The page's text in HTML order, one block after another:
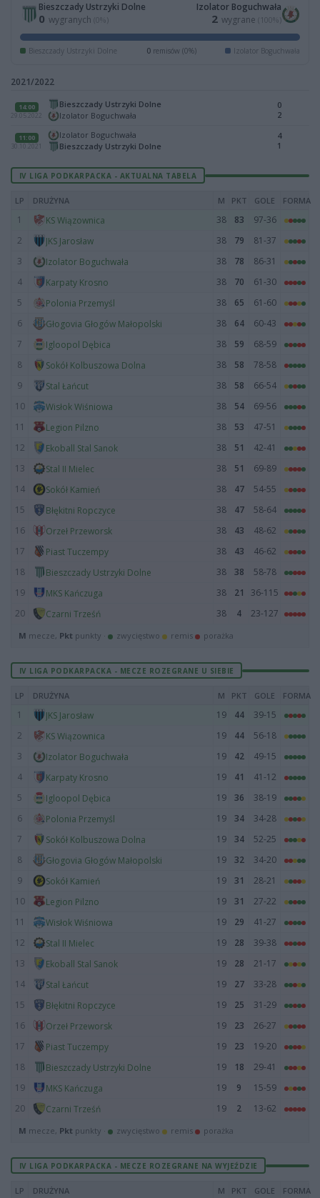
Bieszczady Ustrzyki Dolne
0 wygranych (0%)
Izolator Boguchwała
2 wygrane (100%)
Bieszczady Ustrzyki Dolne 0remisów (0%) Izolator Boguchwała
2021/2022
14:00
29.05.2022
Bieszczady Ustrzyki Dolne
Izolator Boguchwała
0
2
11:00
30.10.2021
Izolator Boguchwała
Bieszczady Ustrzyki Dolne
4
1
IV LIGA PODKARPACKA - AKTUALNA TABELA
LP DRUŻYNA M PKT GOLE FORMA
1 KS Wiązownica 38 83
97-36
2
JKS Jarosław 38 79
81-37
3
Izolator Boguchwała 38 78
86-31
4
Karpaty Krosno 38 70
61-30
5
Polonia Przemyśl 38 65
61-60
6
Głogovia Głogów Małopolski 38 64
60-43
7
Igloopol Dębica 38 59
68-59
8
Sokół Kolbuszowa Dolna 38 58
78-58
9
Stal Łańcut 38 58
66-54
10
Wisłok Wiśniowa 38 54
69-56
11
Legion Pilzno 38 53
47-51
12
Ekoball Stal Sanok 38 51
42-41
13
Stal II Mielec 38 51
69-89
14
Sokół Kamień 38 47
54-55
15
Błękitni Ropczyce 38 47
58-64
16
Orzeł Przeworsk 38 43
48-62
17
Piast Tuczempy 38 43
46-62
18
Bieszczady Ustrzyki Dolne 38 38
58-78
19
MKS Kańczuga 38 21
36-115
20
Czarni Trześń 38 4 23-127
M mecze, Pkt punkty · zwycięstwo remis porażka
IV LIGA PODKARPACKA - MECZE ROZEGRANE U SIEBIE
LP DRUŻYNA M PKT GOLE FORMA
1 JKS Jarosław 19 44
39-15
2
KS Wiązownica 19 44
56-18
3
Izolator Boguchwała 19 42
49-15
4
Karpaty Krosno 19 41
41-12
5
Igloopol Dębica 19 36
38-19
6
Polonia Przemyśl 19 34
34-28
7
Sokół Kolbuszowa Dolna 19 34
52-25
8
Głogovia Głogów Małopolski 19 32
34-20
9
Sokół Kamień 19 31
28-21
10
Legion Pilzno 19 31
27-22
11
Wisłok Wiśniowa 19 29
41-27
12
Stal II Mielec 19 28
39-38
13
Ekoball Stal Sanok 19 28
21-17
14
Stal Łańcut 19 27
33-28
15
Błękitni Ropczyce 19 25
31-29
16
Orzeł Przeworsk 19 23
26-27
17
Piast Tuczempy 19 23
19-20
18
Bieszczady Ustrzyki Dolne 19 18
29-41
19
MKS Kańczuga 19 9
15-59
20
Czarni Trześń 19 2 13-62
M mecze, Pkt punkty · zwycięstwo remis porażka
IV LIGA PODKARPACKA - MECZE ROZEGRANE NA WYJEŹDZIE
LP DRUŻYNA M PKT GOLE FORMA